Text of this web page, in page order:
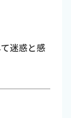
迷惑と感